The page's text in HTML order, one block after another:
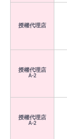
授權代理店
授權代理店
A-2
授權代理店
A-2